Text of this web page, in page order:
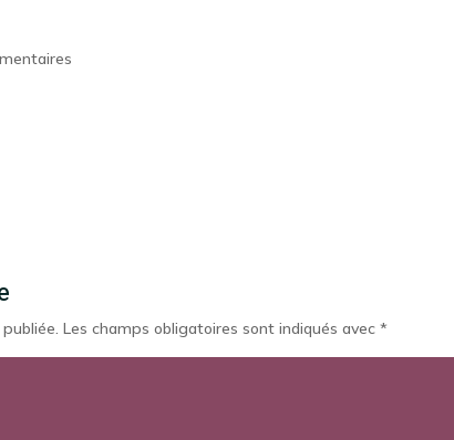
Les champs obligatoires sont indiqués avec*